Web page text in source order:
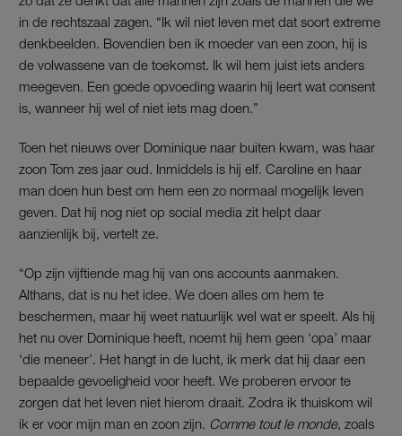
in de rechtszaal zagen. “Ik wil niet leven met dat soort extreme
denkbeelden. Bovendien ben ik moeder van een zoon, hij is
de volwassene van de toekomst. Ik wil hem juist iets anders
meegeven. Een goede opvoeding waarin hij leert wat consent
is, wanneer hij wel of niet iets mag doen.”
Toen het nieuws over Dominique naar buiten kwam, was haar
zoon Tom zes jaar oud. Inmiddels is hij elf. Caroline en haar
man doen hun best om hem een zo normaal mogelijk leven
geven. Dat hij nog niet op social media zit helpt daar
aanzienlijk bij, vertelt ze.
“Op zijn vijftiende mag hij van ons accounts aanmaken.
Althans, dat is nu het idee. We doen alles om hem te
beschermen, maar hij weet natuurlijk wel wat er speelt. Als hij
het nu over Dominique heeft, noemt hij hem geen ‘opa’ maar
‘die meneer’. Het hangt in de lucht, ik merk dat hij daar een
bepaalde gevoeligheid voor heeft. We proberen ervoor te
zorgen dat het leven niet hierom draait. Zodra ik thuiskom wil
ik er voor mijn man en zoon zijn. Comme tout le monde, zoals